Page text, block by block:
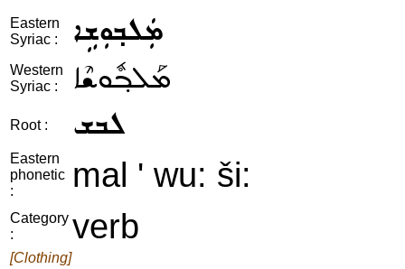
Eastern
Syriac :
ܡܲܠܒ݂ܘܼܫܹܐ
Western
Syriac :
ܡܰܠܒ݂ܽܘܫܶܐ
Root : ܠܒܫ
Eastern
phonetic
:
mal ' wu: ši:
Category
:
verb
[Clothing]